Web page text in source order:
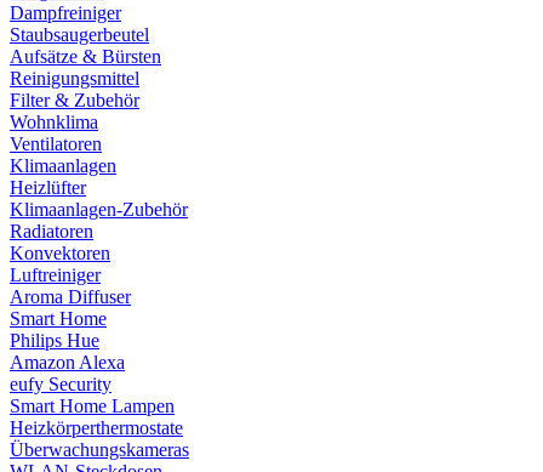
Dampfreiniger
Staubsaugerbeutel
Aufsätze & Bürsten
Reinigungsmittel
Filter & Zubehör
Wohnklima
Ventilatoren
Klimaanlagen
Heizlüfter
Klimaanlagen-Zubehör
Radiatoren
Konvektoren
Luftreiniger
Aroma Diffuser
Smart Home
Philips Hue
Amazon Alexa
eufy Security
Smart Home Lampen
Heizkörperthermostate
Überwachungskameras